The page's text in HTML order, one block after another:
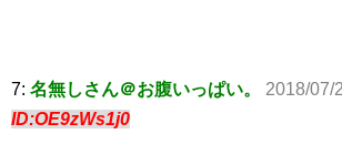
7: 名無しさん＠お腹いっぱい。
2018/07/
ID:OE9zWs1j0